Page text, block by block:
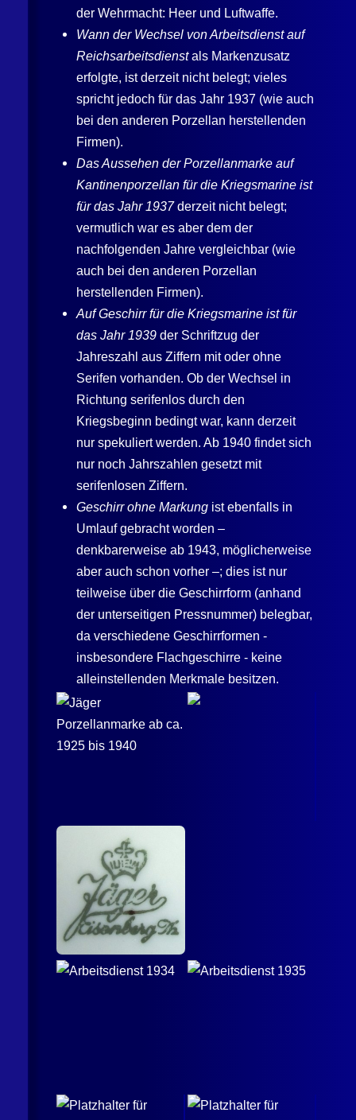
der Wehrmacht: Heer und Luftwaffe.
Wann der Wechsel von Arbeitsdienst auf
Reichsarbeitsdienstals Markenzusatz
erfolgte, ist derzeit nicht belegt; vieles
spricht jedoch für das Jahr 1937 (wie auch
bei den anderen Porzellan herstellenden
Firmen).
Das Aussehen der Porzellanmarke auf
Kantinenporzellan für die Kriegsmarine ist
für das Jahr 1937derzeit nicht belegt;
vermutlich war es aber dem der
nachfolgenden Jahre vergleichbar (wie
auch bei den anderen Porzellan
herstellenden Firmen).
Auf Geschirr für die Kriegsmarine ist für
das Jahr 1939der Schriftzug der
Jahreszahl aus Ziffern mit oder ohne
Serifen vorhanden. Ob der Wechsel in
Richtung serifenlos durch den
Kriegsbeginn bedingt war, kann derzeit
nur spekuliert werden. Ab 1940 findet sich
nur noch Jahrszahlen gesetzt mit
serifenlosen Ziffern.
Geschirr ohne Markungist ebenfalls in
Umlauf gebracht worden –
denkbarerweise ab 1943, möglicherweise
aber auch schon vorher –; dies ist nur
teilweise über die Geschirrform (anhand
der unterseitigen Pressnummer) belegbar,
da verschiedene Geschirrformen -
insbesondere Flachgeschirre - keine
alleinstellenden Merkmale besitzen.